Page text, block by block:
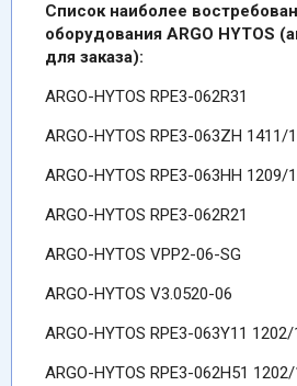
Список наиболее
оборудования ARGO HYTOS
для заказа):
ARGO-HYTOS RPE3-062R31
ARGO-HYTOS RPE3-063ZH 1411/
ARGO-HYTOS RPE3-063HH 1209/
ARGO-HYTOS RPE3-062R21
ARGO-HYTOS VPP2-06-SG
ARGO-HYTOS V3.0520-06
ARGO-HYTOS RPE3-063Y11
ARGO-HYTOS RPE3-062H51